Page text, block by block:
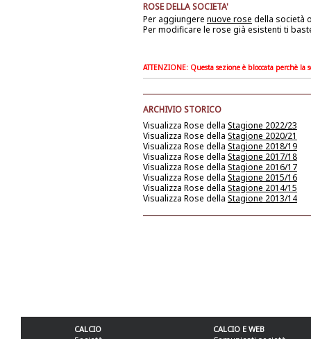
ROSE DELLA SOCIETA'
Per aggiungere nuove rose della società
Per modificare le rose già esistenti ti
ATTENZIONE: Questa sezione è bloccata perchè
ARCHIVIO STORICO
Visualizza Rose della Stagione 2022/23
Visualizza Rose della Stagione 2020/21
Visualizza Rose della Stagione 2018/19
Visualizza Rose della Stagione 2017/18
Visualizza Rose della Stagione 2016/17
Visualizza Rose della Stagione 2015/16
Visualizza Rose della Stagione 2014/15
Visualizza Rose della Stagione 2013/14
CALCIO
CALCIO E WEB